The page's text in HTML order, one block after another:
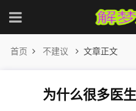
首页 不建议 文章正文
为什么很多医